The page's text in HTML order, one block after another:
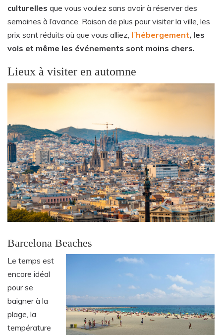
culturelles que vous voulez sans avoir à réserver des
semaines à l’avance. Raison de plus pour visiter la ville, les
prix sont réduits où que vous alliez, l´hébergement, les
vols et même les événements sont moins chers.
Lieux à visiter en automne
Barcelona Beaches
Le temps est
encore idéal
pour se
baigner à la
plage, la
température